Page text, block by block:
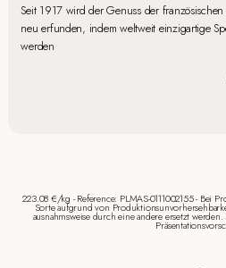
Seit 1917 wird der Genuss der
neu erfunden, indem weltweit einzigartige
werden
223.08 €/kg - Reference: PLMAS-0111002155 - Bei
Sorte aufgrund von
ausnahmsweise durch eine andere ersetzt